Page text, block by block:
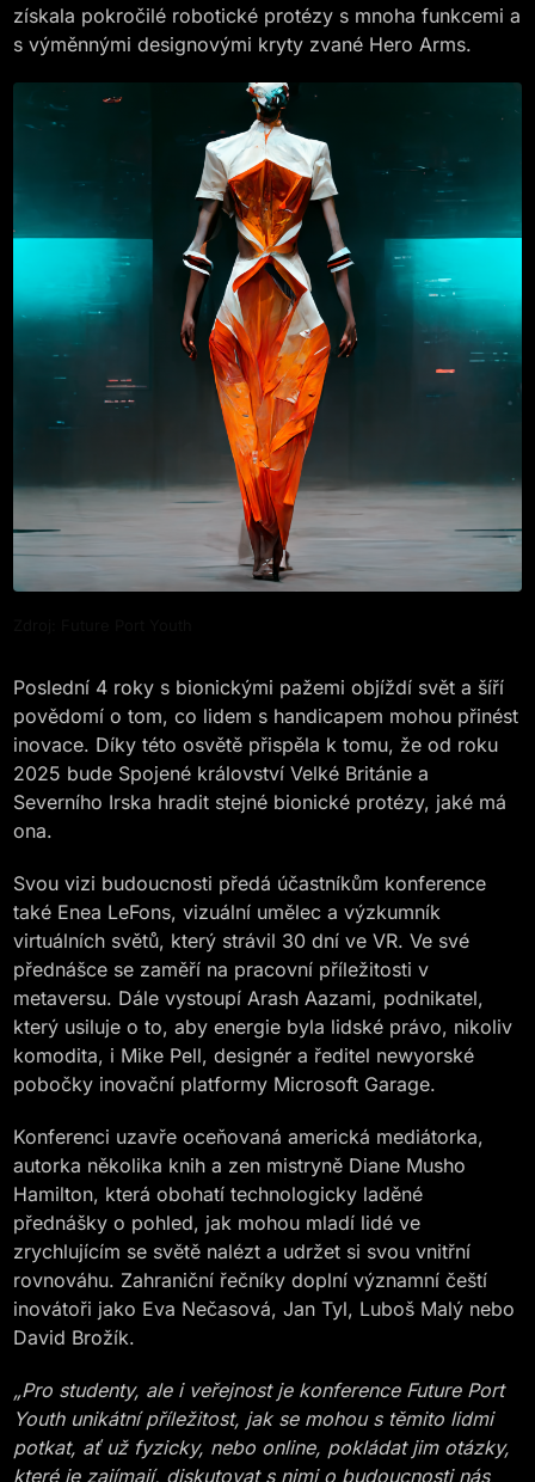
získala pokročilé robotické protézy s mnoha funkcemi a
s výměnnými designovými kryty zvané Hero Arms.
Poslední 4 roky s bionickými pažemi objíždí svět a šíří
povědomí o tom, co lidem s handicapem mohou přinést
inovace. Díky této osvětě přispěla k tomu, že od roku
2025 bude Spojené království Velké Británie a
Severního Irska hradit stejné bionické protézy, jaké má
ona.
Svou vizi budoucnosti předá účastníkům konference
také Enea LeFons, vizuální umělec a výzkumník
virtuálních světů, který strávil 30 dní ve VR. Ve své
přednášce se zaměří na pracovní příležitosti v
metaversu. Dále vystoupí Arash Aazami, podnikatel,
který usiluje o to, aby energie byla lidské právo, nikoliv
komodita, i Mike Pell, designér a ředitel newyorské
pobočky inovační platformy Microsoft Garage.
Konferenci uzavře oceňovaná americká mediátorka,
autorka několika knih a zen mistryně Diane Musho
Hamilton, která obohatí technologicky laděné
přednášky o pohled, jak mohou mladí lidé ve
zrychlujícím se světě nalézt a udržet si svou vnitřní
rovnováhu. Zahraniční řečníky doplní významní čeští
inovátoři jako Eva Nečasová, Jan Tyl, Luboš Malý nebo
David Brožík.
„Pro studenty, ale i veřejnost je konference Future Port
Youth unikátní příležitost, jak se mohou s těmito lidmi
potkat, ať už fyzicky, nebo online, pokládat jim otázky,
které je zajímají, diskutovat s nimi o budoucnosti nás